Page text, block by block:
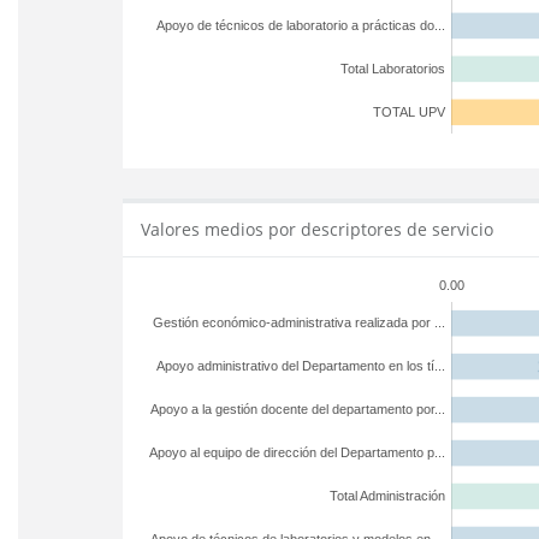
TOTAL UPV
Total Laboratorios
Apoyo de técnicos de laboratorio a prácticas do...
Valores medios por descriptores de servicio
0.00
Total Administración
Apoyo al equipo de dirección del Departamento p...
Apoyo a la gestión docente del departamento por...
Apoyo administrativo del Departamento en los tí...
Gestión económico-administrativa realizada por ...